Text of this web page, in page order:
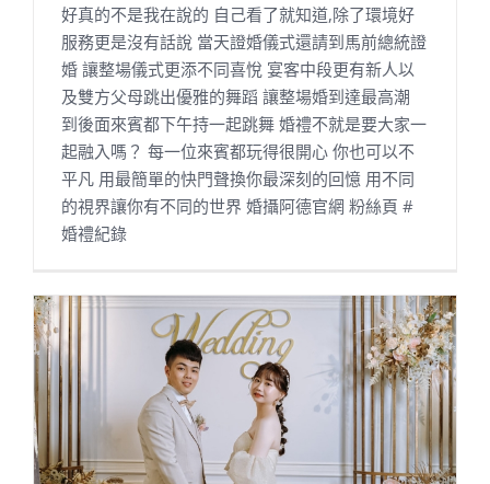
好真的不是我在說的 自己看了就知道,除了環境好
服務更是沒有話說 當天證婚儀式還請到馬前總統證
婚 讓整場儀式更添不同喜悅 宴客中段更有新人以
及雙方父母跳出優雅的舞蹈 讓整場婚到達最高潮
到後面來賓都下午持一起跳舞 婚禮不就是要大家一
起融入嗎？ 每一位來賓都玩得很開心 你也可以不
平凡 用最簡單的快門聲換你最深刻的回憶 用不同
的視界讓你有不同的世界 婚攝阿德官網 粉絲頁 #
婚禮紀錄